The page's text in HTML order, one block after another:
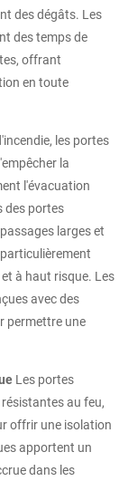
des dégâts. Les
des temps de
offrant
en toute
les portes
la
l'évacuation
des portes
larges et
à haut risque. Les
avec des
permettre une
Les portes
au feu,
offrir une isolation
apportent un
dans les